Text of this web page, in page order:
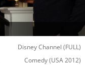
Disney Channel (FULL)
Comedy(USA 2012)